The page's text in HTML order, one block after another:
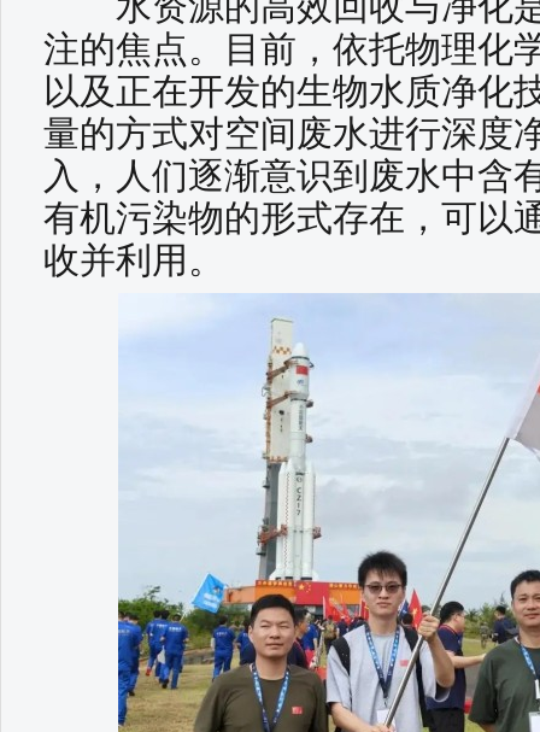
注的焦点。目前，依托物理化
以及正在开发的生物水质净化
量的方式对空间废水进行深度
入，人们逐渐意识到废水中含
有机污染物的形式存在，可以
收并利用。